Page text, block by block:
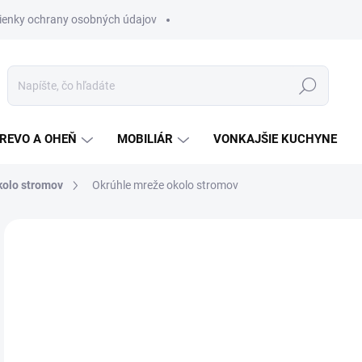
ochrany osobných údajov
Hľadať
A OHEŇ MOBILIÁR VONKAJŠIE KUCHYNE
stromov Okrúhle mreže okolo stromov